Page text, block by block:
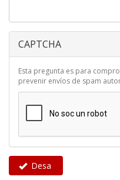
CAPTCHA
Esta pregunta es para
prevenir envíos de spam
Desa